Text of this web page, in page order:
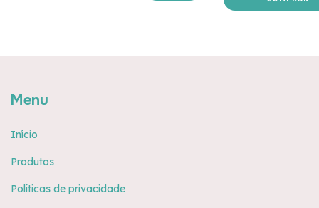
Menu
Início
Produtos
Políticas de privacidade